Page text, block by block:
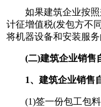
如果建筑企业按照兼
计征增值税(发包方不
将机器设备和安装服
(二)建筑企业销售
1、建筑企业销售
(1)签一份包工包料